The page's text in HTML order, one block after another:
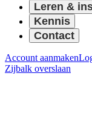
Leren &
Kennis
Contact
Account aanmaken
Zijbalk overslaan